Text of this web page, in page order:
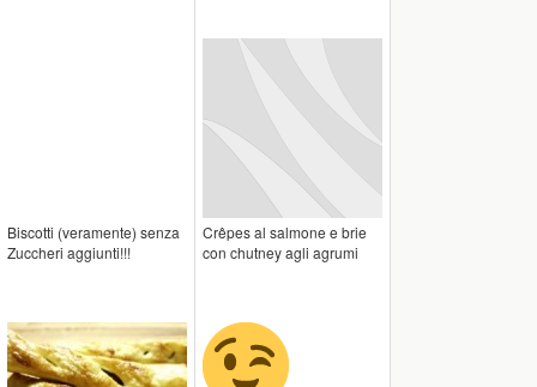
Biscotti (veramente) senza
Zuccheri aggiunti!!!
Crêpes al salmone e brie
con chutney agli agrumi